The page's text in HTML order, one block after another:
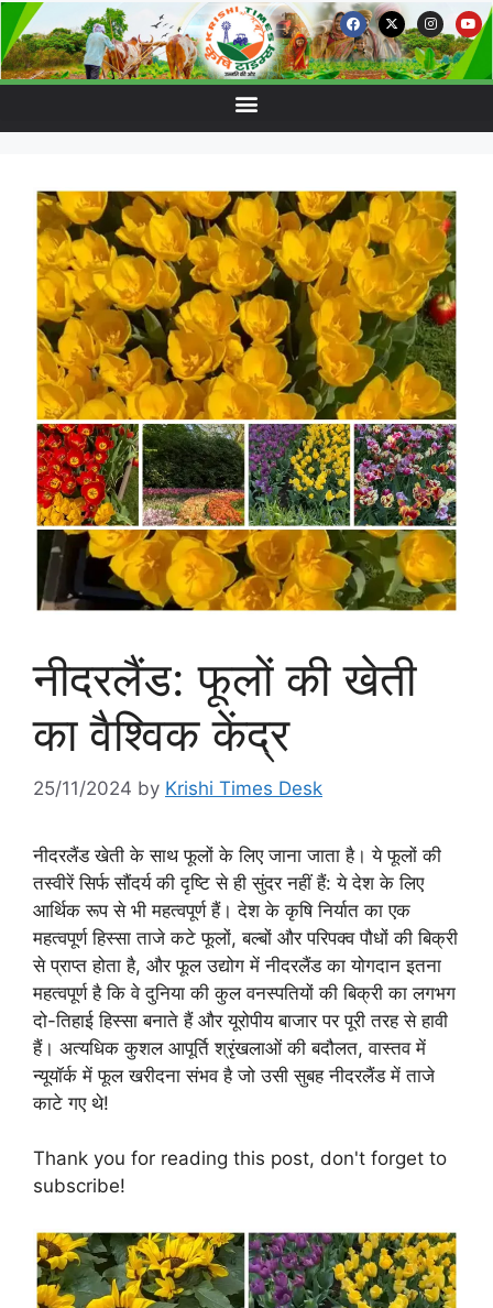
नीदरलैंड: फूलों की खेती
का वैश्विक केंद्र
25/11/2024 by Krishi Times Desk
नीदरलैंड खेती के साथ फूलों के लिए जाना जाता है। ये फूलों की
तस्वीरें सिर्फ सौंदर्य की दृष्टि से ही सुंदर नहीं हैं: ये देश के लिए
आर्थिक रूप से भी महत्वपूर्ण हैं। देश के कृषि निर्यात का एक
महत्वपूर्ण हिस्सा ताजे कटे फूलों, बल्बों और परिपक्व पौधों की बिक्री
से प्राप्त होता है, और फूल उद्योग में नीदरलैंड का योगदान इतना
महत्वपूर्ण है कि वे दुनिया की कुल वनस्पतियों की बिक्री का लगभग
दो-तिहाई हिस्सा बनाते हैं और यूरोपीय बाजार पर पूरी तरह से हावी
हैं। अत्यधिक कुशल आपूर्ति श्रृंखलाओं की बदौलत, वास्तव में
न्यूयॉर्क में फूल खरीदना संभव है जो उसी सुबह नीदरलैंड में ताजे
काटे गए थे!
Thank you for reading this post, don't forget to
subscribe!